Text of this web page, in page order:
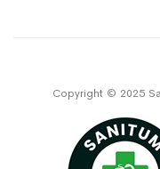
Copyright © 2025